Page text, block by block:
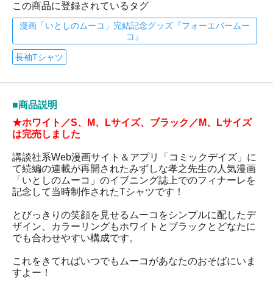
この商品に登録されているタグ
漫画「いとしのムーコ」完結記念グッズ『フォーエバームー
コ』
長袖Tシャツ
■商品説明
★ホワイト／S、M、Lサイズ、ブラック／M、Lサイズ
は完売しました
講談社系Web漫画サイト＆アプリ「コミックデイズ」に
て続編の連載が再開されたみずしな孝之先生の人気漫画
「いとしのムーコ」のイブニング誌上でのフィナーレを
記念して当時制作されたTシャツです！
とびっきりの笑顔を見せるムーコをシンプルに配したデ
ザイン、カラーリングもホワイトとブラックとどなたに
でも合わせやすい構成です。
これをきてればいつでもムーコがあなたのおそばにいま
すよー！